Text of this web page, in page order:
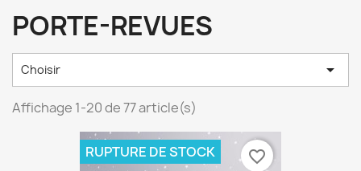
PORTE-REVUES
Choisir 
Affichage 1-20 de 77 article(s)
RUPTURE DE STOCK favorite_border